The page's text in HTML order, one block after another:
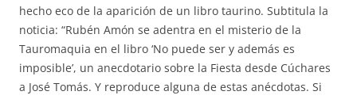
hecho eco de la aparición de un libro taurino. Subtitula la
noticia: “Rubén Amón se adentra en el misterio de la
Tauromaquia en el libro ‘No puede ser y además es
imposible’, un anecdotario sobre la Fiesta desde Cúchares
a José Tomás. Y reproduce alguna de estas anécdotas. Si